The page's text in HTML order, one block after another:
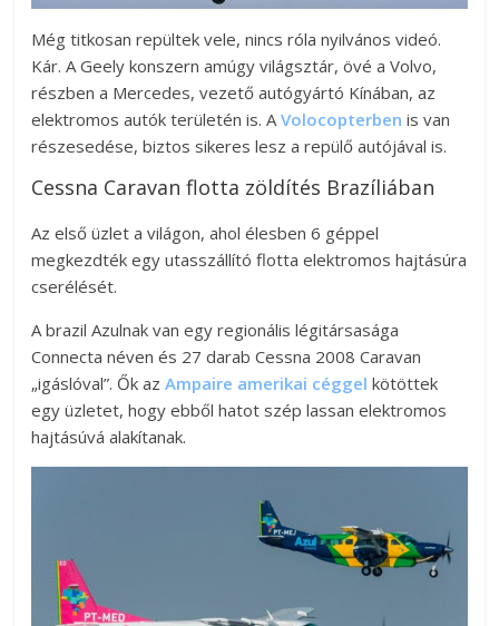
Még titkosan repültek vele, nincs róla nyilvános videó.
Kár. A Geely konszern amúgy világsztár, övé a Volvo,
részben a Mercedes, vezető autógyártó Kínában, az
elektromos autók területén is. AVolocopterben is van
részesedése, biztos sikeres lesz a repülő autójával is.
Cessna Caravan flotta zöldítés Brazíliában
Az első üzlet a világon, ahol élesben 6 géppel
megkezdték egy utasszállító flotta elektromos hajtásúra
cserélését.
A brazil Azulnak van egy regionális légitársasága
Connecta néven és 27 darab Cessna 2008 Caravan
„igáslóval”. Ők azAmpaire amerikai céggel kötöttek
egy üzletet, hogy ebből hatot szép lassan elektromos
hajtásúvá alakítanak.